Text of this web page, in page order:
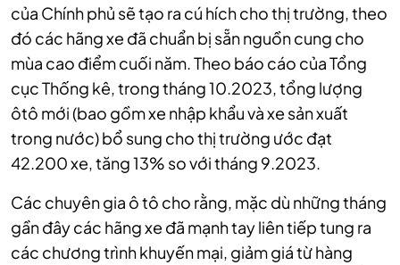
của Chính phủ sẽ tạo ra cú hích cho thị trường, theo
đó các hãng xe đã chuẩn bị sẵn nguồn cung cho
mùa cao điểm cuối năm. Theo báo cáo của Tổng
cục Thống kê, trong tháng 10.2023, tổng lượng
ôtô mới (bao gồm xe nhập khẩu và xe sản xuất
trong nước) bổ sung cho thị trường ước đạt
42.200 xe, tăng 13% so với tháng 9.2023.
Các chuyên gia ô tô cho rằng, mặc dù những tháng
gần đây các hãng xe đã mạnh tay liên tiếp tung ra
các chương trình khuyến mại, giảm giá từ hàng